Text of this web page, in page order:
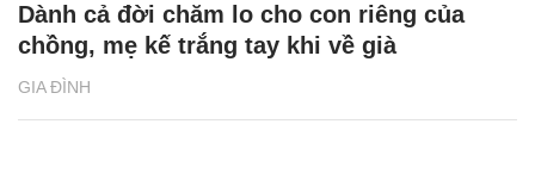
GIA ĐÌNH
Dành cả đời chăm lo cho con riêng của
chồng, mẹ kế trắng tay khi về già